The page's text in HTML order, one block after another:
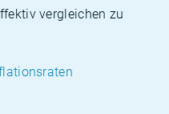
vergleichen zu